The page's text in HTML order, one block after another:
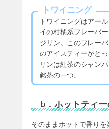
トワイニング
トワイニングはアー
イの柑橘系フレーバ
ジリン。このフレー
のアイスティーがと
リンは紅茶のシャン
銘茶の一つ。
b．ホットティ
そのままホットで香りを